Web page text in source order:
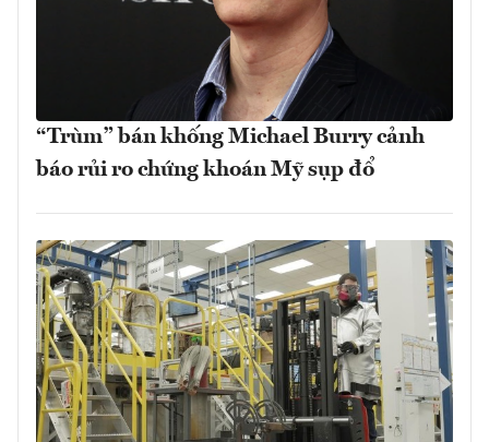
“Trùm” bán khống Michael Burry cảnh
báo rủi ro chứng khoán Mỹ sụp đổ